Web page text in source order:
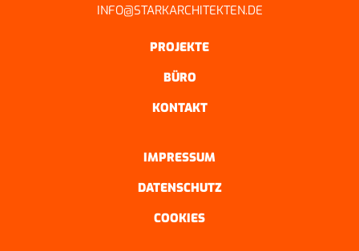
INFO@STARKARCHITEKTEN.DE
PROJEKTE
BÜRO
KONTAKT
IMPRESSUM
DATENSCHUTZ
COOKIES